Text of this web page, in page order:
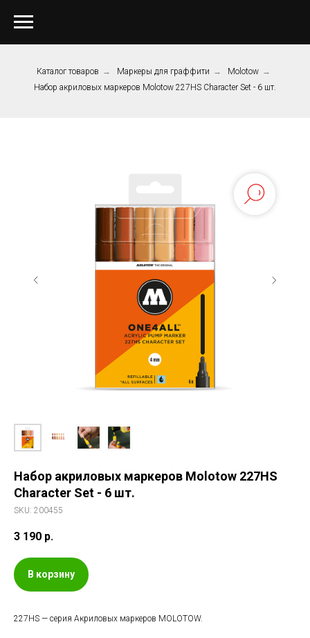
Каталог товаров → Маркеры для граффити → Molotow →
Набор акриловых маркеров Molotow 227HS Character Set - 6 шт.
Набор акриловых маркеров Molotow 227HS
Character Set - 6 шт.
SKU: 200455
3 190 р.
В корзину
227HS — cерия Акриловых маркеров MOLOTOW.